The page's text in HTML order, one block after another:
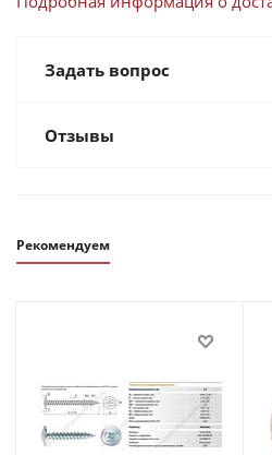
Задать вопрос
Отзывы
Рекомендуем